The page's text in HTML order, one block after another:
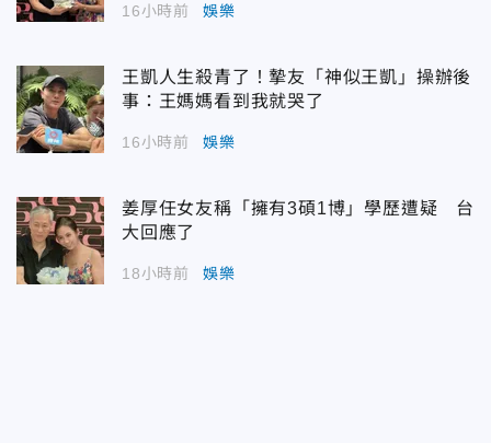
16小時前 娛樂
王凱人生殺青了！摯友「神似王凱」操辦後
事：王媽媽看到我就哭了
16小時前 娛樂
姜厚任女友稱「擁有3碩1博」學歷遭疑 台
大回應了
18小時前 娛樂